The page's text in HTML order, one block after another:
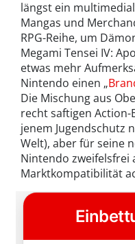
längst ein
Mangas und
RPG-Reihe, um
Megami Tensei IV:
etwas mehr
Nintendo einen „
Die Mischung aus
recht saftigen Action-
jenem Jugendschutz
Welt), aber für seine
Nintendo zweifelsfrei
Marktkompatibilität